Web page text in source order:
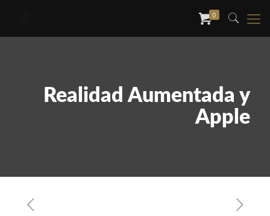
0
Realidad Aumentada y
Apple